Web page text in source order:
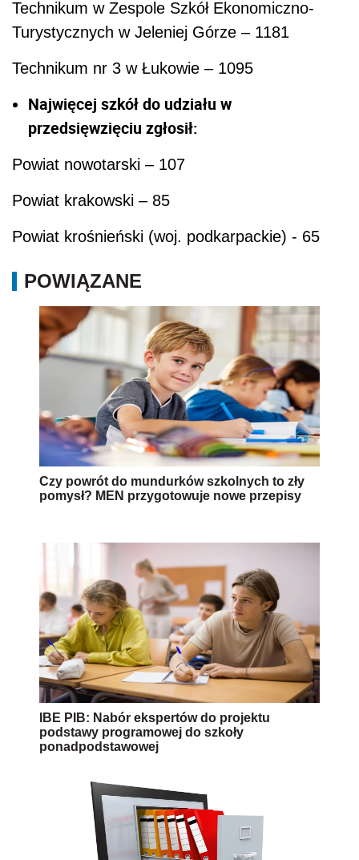
Technikum w Zespole Szkół Ekonomiczno-
Turystycznych w Jeleniej Górze – 1181
Technikum nr 3 w Łukowie – 1095
Najwięcej szkół do udziału w
przedsięwzięciu zgłosił:
Powiat nowotarski – 107
Powiat krakowski – 85
Powiat krośnieński (woj. podkarpackie) - 65
POWIĄZANE
Czy powrót do mundurków szkolnych to zły
pomysł? MEN przygotowuje nowe przepisy
IBE PIB: Nabór ekspertów do projektu
podstawy programowej do szkoły
ponadpodstawowej